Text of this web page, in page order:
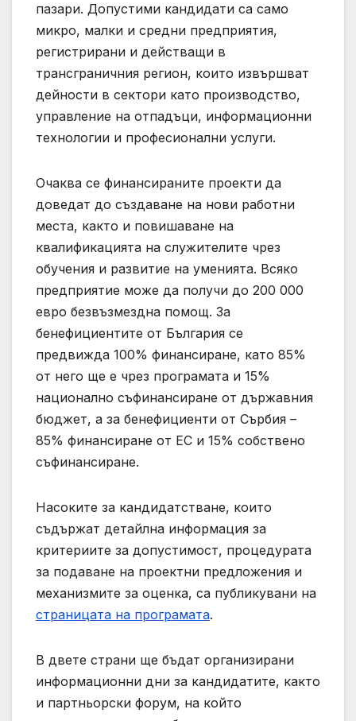
пазари. Допустими кандидати са само
микро, малки и средни предприятия,
регистрирани и действащи в
трансграничния регион, които извършват
дейности в сектори като производство,
управление на отпадъци, информационни
технологии и професионални услуги.
Очаква се финансираните проекти да
доведат до създаване на нови работни
места, както и повишаване на
квалификацията на служителите чрез
обучения и развитие на уменията. Всяко
предприятие може да получи до 200 000
евро безвъзмездна помощ. За
бенефициентите от България се
предвижда 100% финансиране, като 85%
от него ще е чрез програмата и 15%
национално съфинансиране от държавния
бюджет, а за бенефициенти от Сърбия –
85% финансиране от ЕС и 15% собствено
съфинансиране.
Насоките за кандидатстване, които
съдържат детайлна информация за
критериите за допустимост, процедурата
за подаване на проектни предложения и
механизмите за оценка, са публикувани на
страницата на програмата.
В двете страни ще бъдат организирани
информационни дни за кандидатите, както
и партньорски форум, на който